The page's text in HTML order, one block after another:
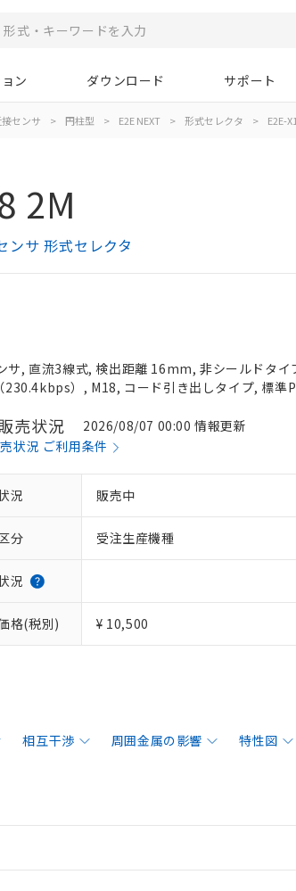
ン ダウンロード サポート
センサ > 円柱型 > E2E NEXT > 形式セレクタ > E2E-
2M
ンサ 形式セレクタ
サ, 直流3線式, 検出距離 16mm, 非シールドタイ
230.4kbps）, M18, コード引き出しタイプ, 標準
売状況
2026/08/07 00:00 情報更新
状況 ご利用条件
況 販売中
分 受注生産機種
況
格(税別) ¥ 10,500
相互干渉 周囲金属の影響 特性図